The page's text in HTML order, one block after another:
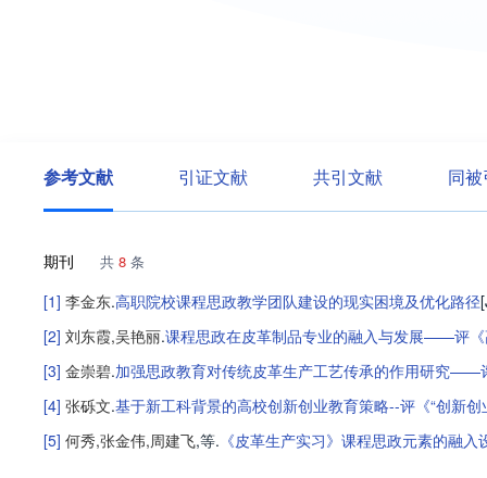
参考文献 引证文献 共引文献 同
期刊 共 8 条
[1] 李金东.高职院校课程思政教学团队建设的现实困境及优化路径
[2] 刘东霞,吴艳丽.课程思政在皮革制品专业的融入与发展——评
[3] 金崇碧.加强思政教育对传统皮革生产工艺传承的作用研究——
[4] 张砾文.基于新工科背景的高校创新创业教育策略--评《“创新
[5] 何秀,张金伟,周建飞,等. 《皮革生产实习》课程思政元素的融入